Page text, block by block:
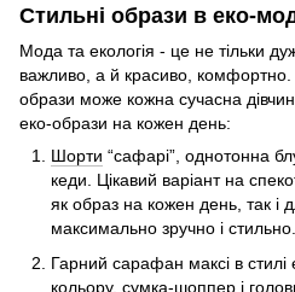
Стильні образи в еко-
Мода та екологія - це не тільки
важливо, а й красиво, комфортно.
образи може кожна сучасна
еко-образи на кожен день:
Шорти “сафарі”, однотонна
кеди. Цікавий варіант на
як образ на кожен день, так і
максимально зручно і стильно.
Гарний сарафан максі в
кольору, сумка-шоппер і